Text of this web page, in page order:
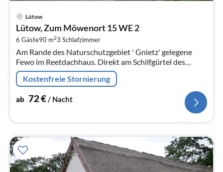
Lütow
Lütow, Zum Möwenort 15 WE 2
6 Gäste90 m23 Schlafzimmer
Am Rande des Naturschutzgebiet ' Gnietz' gelegene
Fewo im Reetdachhaus. Direkt am Schilfgürtel des
Achterwassers mit einem wunderschönen Blick auf
selbiges.
Kostenfreie Stornierung
ab 72€/ Nacht